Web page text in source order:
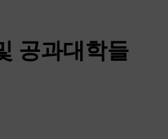
공과대학들